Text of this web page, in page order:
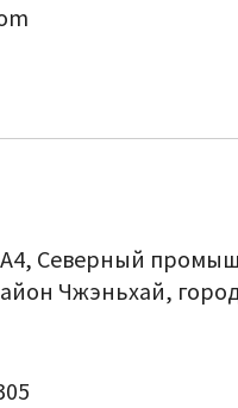
A4, Северный
Чжэньхай,